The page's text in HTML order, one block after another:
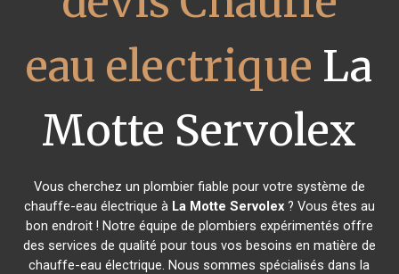
eau electrique La
Motte Servolex
Vous cherchez un plombier fiable pour votre système de
chauffe-eau électrique à La Motte Servolex? Vous êtes au
bon endroit ! Notre équipe de plombiers expérimentés offre
des services de qualité pour tous vos besoins en matière de
chauffe-eau électrique. Nous sommes spécialisés dans la